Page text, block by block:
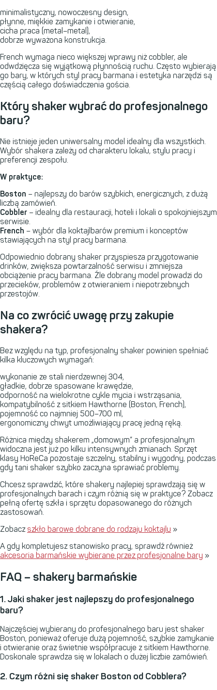
minimalistyczny, nowoczesny design,
płynne, miękkie zamykanie i otwieranie,
cicha praca (metal–metal),
dobrze wyważona konstrukcja.
French wymaga nieco większej wprawy niż cobbler, ale
odwdzięcza się wyjątkową płynnością ruchu. Często wybierają
go bary, w których styl pracy barmana i estetyka narzędzi są
częścią całego doświadczenia gościa.
Który shaker wybrać do profesjonalnego
baru?
Nie istnieje jeden uniwersalny model idealny dla wszystkich.
Wybór shakera zależy od charakteru lokalu, stylu pracy i
preferencji zespołu.
W praktyce:
Boston – najlepszy do barów szybkich, energicznych, z dużą
liczbą zamówień.
Cobbler – idealny dla restauracji, hoteli i lokali o spokojniejszym
serwisie.
French – wybór dla koktajlbarów premium i konceptów
stawiających na styl pracy barmana.
Odpowiednio dobrany shaker przyspiesza przygotowanie
drinków, zwiększa powtarzalność serwisu i zmniejsza
obciążenie pracy barmana. Źle dobrany model prowadzi do
przecieków, problemów z otwieraniem i niepotrzebnych
przestojów.
Na co zwrócić uwagę przy zakupie
shakera?
Bez względu na typ, profesjonalny shaker powinien spełniać
kilka kluczowych wymagań:
wykonanie ze stali nierdzewnej 304,
gładkie, dobrze spasowane krawędzie,
odporność na wielokrotne cykle mycia i wstrząsania,
kompatybilność z sitkiem Hawthorne (Boston, French),
pojemność co najmniej 500–700 ml,
ergonomiczny chwyt umożliwiający pracę jedną ręką.
Różnica między shakerem „domowym” a profesjonalnym
widoczna jest już po kilku intensywnych zmianach. Sprzęt
klasy HoReCa pozostaje szczelny, stabilny i wygodny, podczas
gdy tani shaker szybko zaczyna sprawiać problemy.
Chcesz sprawdzić, które shakery najlepiej sprawdzają się w
profesjonalnych barach i czym różnią się w praktyce? Zobacz
pełną ofertę szkła i sprzętu dopasowanego do różnych
zastosowań.
Zobacz szkło barowe dobrane do rodzaju koktajlu »
A gdy kompletujesz stanowisko pracy, sprawdź również
akcesoria barmańskie wybierane przez profesjonalne bary »
FAQ – shakery barmańskie
1. Jaki shaker jest najlepszy do profesjonalnego
baru?
Najczęściej wybierany do profesjonalnego baru jest shaker
Boston, ponieważ oferuje dużą pojemność, szybkie zamykanie
i otwieranie oraz świetnie współpracuje z sitkiem Hawthorne.
Doskonale sprawdza się w lokalach o dużej liczbie zamówień.
2. Czym różni się shaker Boston od Cobblera?